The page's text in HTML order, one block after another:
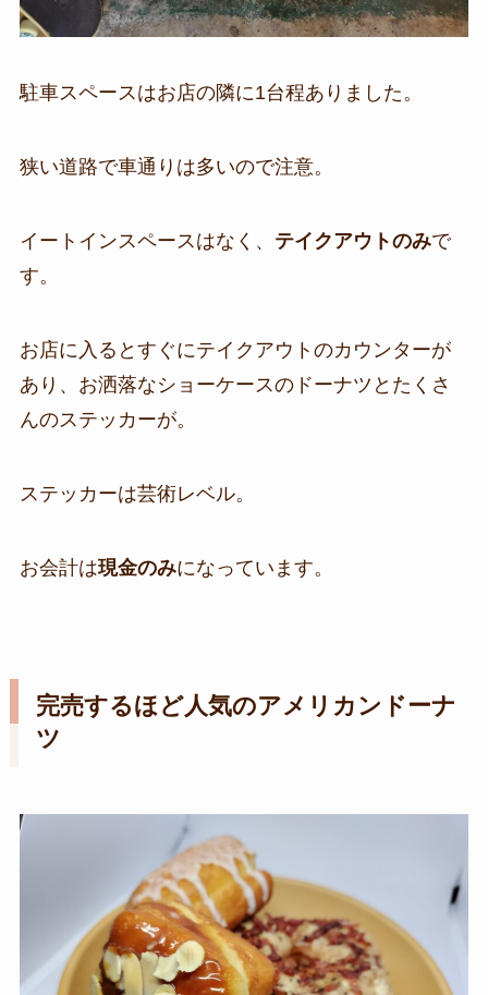
駐車スペースはお店の隣に1台程ありました。
狭い道路で車通りは多いので注意。
イートインスペースはなく、 テイクアウトのみで
す。
お店に入るとすぐにテイクアウトのカウンターが
あり、お洒落なショーケースのドーナツとたくさ
んのステッカーが。
ステッカーは芸術レベル。
お会計は現金のみになっています。
完売するほど人気のアメリカンドーナ
ツ